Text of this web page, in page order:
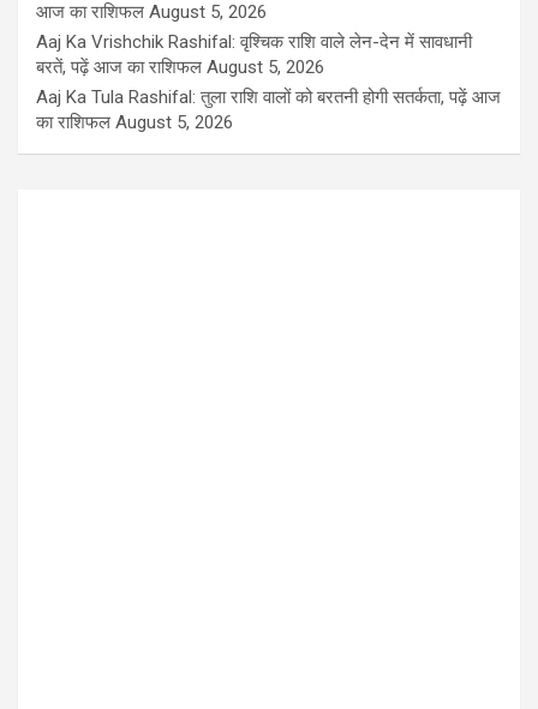
आज का राशिफल August 5, 2026
Aaj Ka Vrishchik Rashifal: वृश्चिक राशि वाले लेन-देन में सावधानी
बरतें, पढ़ें आज का राशिफल August 5, 2026
Aaj Ka Tula Rashifal: तुला राशि वालों को बरतनी होगी सतर्कता, पढ़ें आज
का राशिफल August 5, 2026